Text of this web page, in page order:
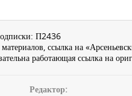
П2436
ссылка на
работающая ссылка на
Редактор: